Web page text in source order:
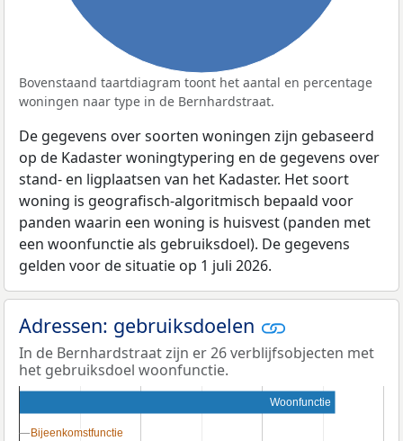
Bovenstaand taartdiagram toont het aantal en percentage
woningen naar type in de Bernhardstraat.
De gegevens over soorten woningen zijn gebaseerd
op de Kadaster woningtypering en de gegevens over
stand- en ligplaatsen van het Kadaster. Het soort
woning is geografisch-algoritmisch bepaald voor
panden waarin een woning is huisvest (panden met
een woonfunctie als gebruiksdoel). De gegevens
gelden voor de situatie op 1 juli 2026.
Adressen: gebruiksdoelen
In de Bernhardstraat zijn er 26 verblijfsobjecten met
het gebruiksdoel woonfunctie.
Woonfunctie
Bijeenkomstfunctie
Bijeenkomstfunctie